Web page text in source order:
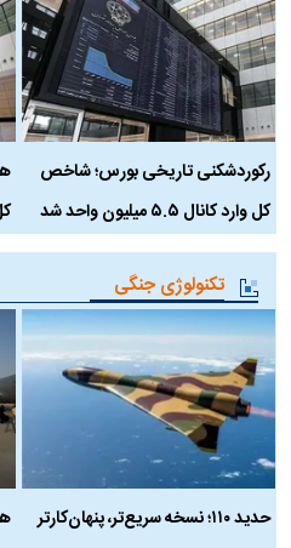
رکوردشکنی تاریخی بورس؛ شاخص
کل وارد کانال ۵.۵ میلیون واحد شد
تکنولوژی جنگی
حدید ۱۱۰؛ نسخه سریع‌تر، پنهان‌کارتر